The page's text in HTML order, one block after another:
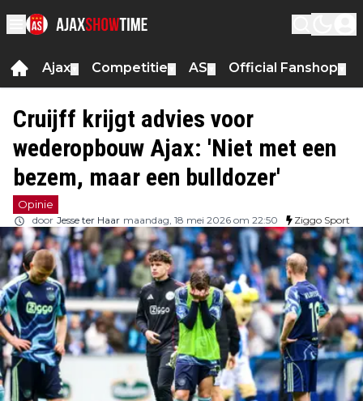
Ajax Competitie AS Official Fanshop
Cruijff krijgt advies voor
wederopbouw Ajax: 'Niet met een
bezem, maar een bulldozer'
Opinie
door Jesse ter Haar maandag, 18 mei 2026 om 22:50 Ziggo Sport